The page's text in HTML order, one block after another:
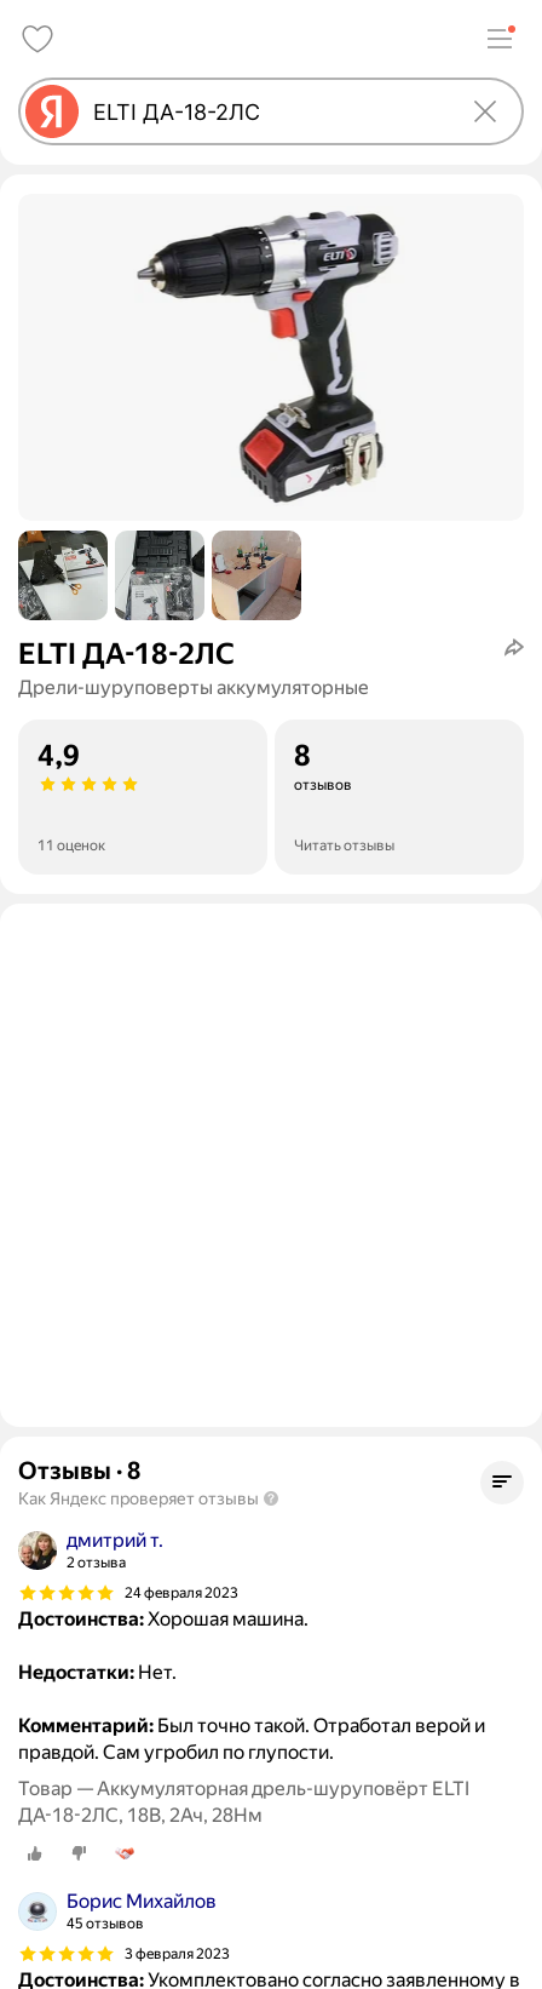
ELTI ДА-18-2ЛС
Дрели-шуруповерты аккумуляторные
4,9
11 оценок
8
отзывов
Читать отзывы
Отзывы ·8
Как Яндекс проверяет отзывы
дмитрий т.
2 отзыва
24 февраля 2023
Достоинства:Хорошая машина.
Недостатки: Нет.
Комментарий: Был точно такой. Отработал верой и
правдой. Сам угробил по глупости.
Товар — Аккумуляторная дрель-шуруповёрт ELTI
ДА-18-2ЛС, 18В, 2Ач, 28Нм
Борис Михайлов
45 отзывов
3 февраля 2023
Достоинства:Укомплектовано согласно заявленному в